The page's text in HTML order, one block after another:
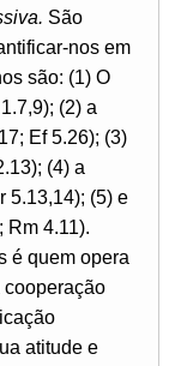
São
nos em
são: (1) O
(2) a
Ef 5.26); (3)
(4) a
5.13,14); (5) e
Rm 4.11).
é quem opera
cooperação
atitude e